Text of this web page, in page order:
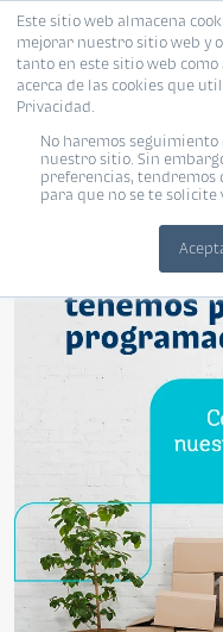
Este sitio web almacena
mejorar nuestro sitio web y
tanto en este sitio web como
acerca de las cookies que
Privacidad.
No haremos
nuestro sitio. Sin
preferencias, tendremos
para que no se te solicite